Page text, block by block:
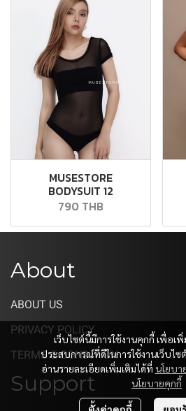
MUSESTORE
BODYSUIT 12
790 THB
เว็บไซต์นี้มีการใช้งานคุกกี้ เพื่อเ
ประสบการณ์ที่ดีในการใช้งานเว็บไ
อ่านรายละเอียดเพิ่มเติมได้ที่ นโยบา
นโยบายคุกกี้
About
ABOUT US
PRIVACY POLICY
TERMS & CONDITION
Support